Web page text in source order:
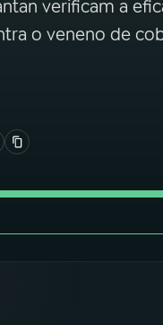
verificam a
o veneno de